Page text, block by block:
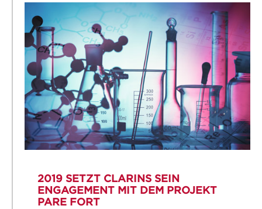
2019 SETZT CLARINS SEIN
ENGAGEMENT MIT DEM PROJEKT
PARE FORT